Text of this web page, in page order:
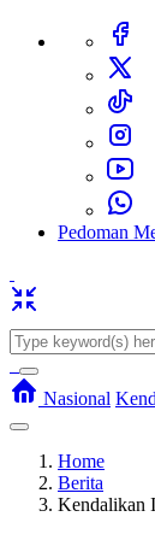
Pedoman
Nasional
Home
Berita
Kendalikan